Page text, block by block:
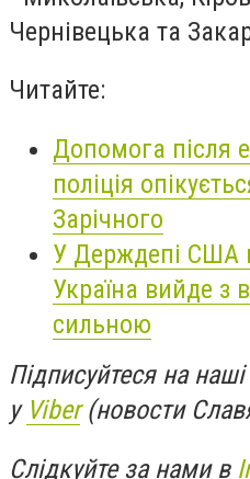
Чернівецька та
Читайте:
Допомога після
поліція
Зарічного
У Держдепі США
Україна вийде з
сильною
Підписуйтеся на
у Viber(новости
Слідкуйте за нами в